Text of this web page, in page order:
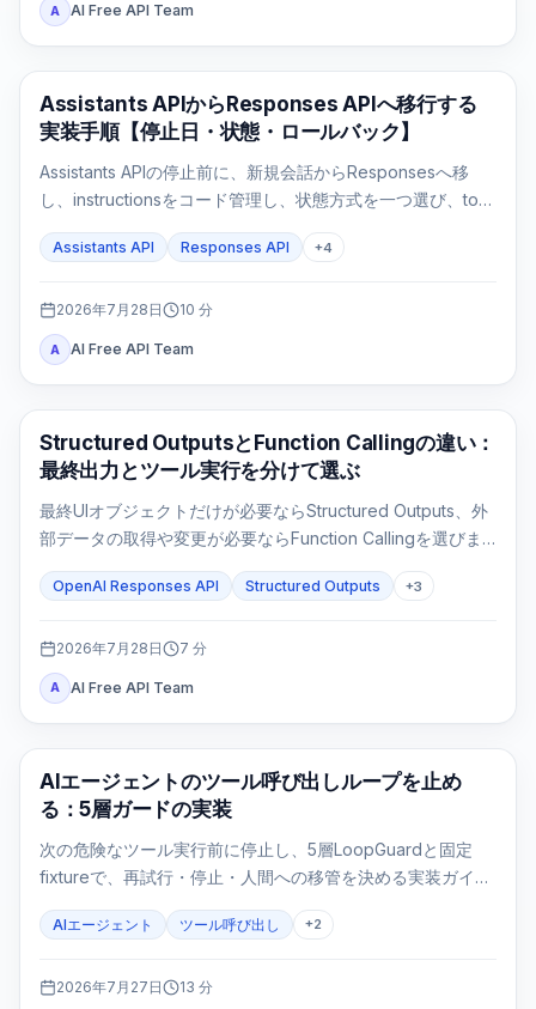
A AI Free API Team
APIガイド
Assistants APIからResponses APIへ移行する
実装手順【停止日・状態・ロールバック】
Assistants APIの停止前に、新規会話からResponsesへ移
し、instructionsをコード管理し、状態方式を一つ選び、tool
loopとFile Searchを実測してからfeature flagで切り替えま
す。
Assistants API Responses API +4
2026年7月28日 10 分
A AI Free API Team
OpenAI API
Structured OutputsとFunction Callingの違い：
最終出力とツール実行を分けて選ぶ
最終UIオブジェクトだけが必要ならStructured Outputs、外
部データの取得や変更が必要ならFunction Callingを選びま
答が必要な場合だけです。
OpenAI Responses API Structured Outputs +3
2026年7月28日 7 分
A AI Free API Team
AI API
AIエージェントのツール呼び出しループを止め
る：5層ガードの実装
次の危険なツール実行前に停止し、5層LoopGuardと固定
fixtureで、再試行・停止・人間への移管を決める実装ガイ
AIエージェント ツール呼び出し +2
2026年7月27日 13 分